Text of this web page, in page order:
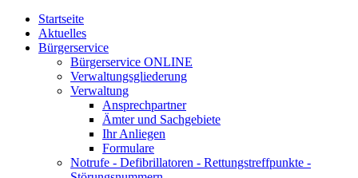
Startseite
Aktuelles
Bürgerservice
Bürgerservice ONLINE
Verwaltungsgliederung
Verwaltung
Ansprechpartner
Ämter und Sachgebiete
Ihr Anliegen
Formulare
Notrufe - Defibrillatoren - Rettungstreffpunkte -